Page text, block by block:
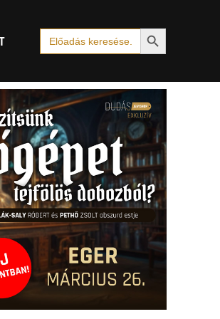
Search
for:
Search Button